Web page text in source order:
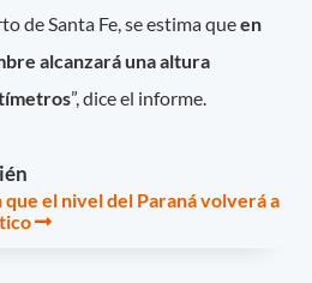
de Santa Fe, se estima queen
alcanzará una altura
”, dice el informe.
el nivel del Paraná volverá a